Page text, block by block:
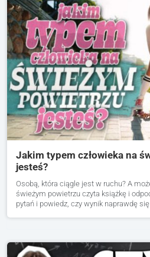
Jakim typem człowieka na
jesteś?
Osobą, która ciągle jest w ruchu? A
świeżym powietrzu czyta książkę i
pytań i powiedz, czy wynik naprawdę